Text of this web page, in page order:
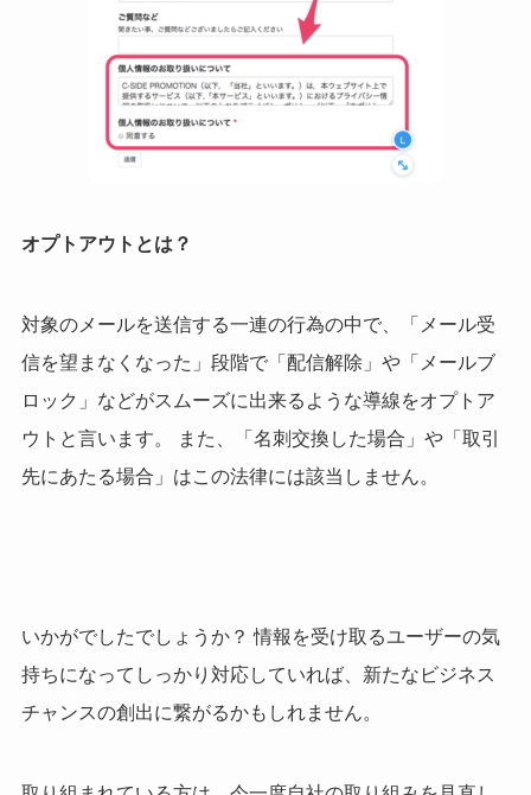
オプトアウトとは？
対象のメールを送信する一連の行為の中で、「メール受
信を望まなくなった」段階で「配信解除」や「メールブ
ロック」などがスムーズに出来るような導線をオプトア
ウトと言います。 また、「名刺交換した場合」や「取引
先にあたる場合」はこの法律には該当しません。
いかがでしたでしょうか？ 情報を受け取るユーザーの気
持ちになってしっかり対応していれば、新たなビジネス
チャンスの創出に繋がるかもしれません。